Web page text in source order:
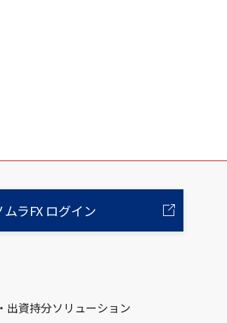
ムラFX ログイン
出資持分ソリューション